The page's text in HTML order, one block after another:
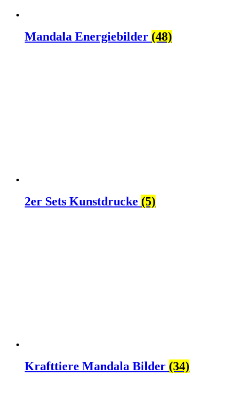
Mandala Energiebilder (48)
2er Sets Kunstdrucke (5)
Krafttiere Mandala Bilder (34)